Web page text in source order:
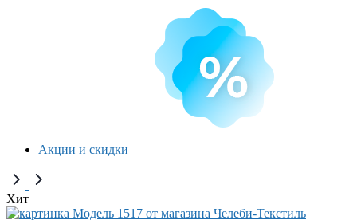
Акции и скидки
Хит